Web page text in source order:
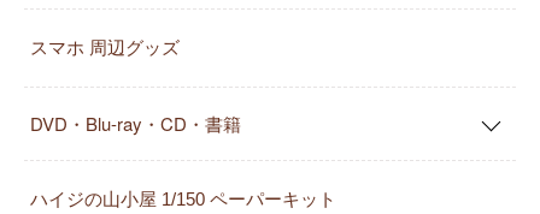
スマホ 周辺グッズ
DVD・Blu-ray・CD・書籍
ハイジの山小屋 1/150 ペーパーキット